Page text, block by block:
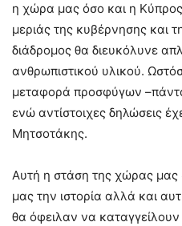
η χώρα μας όσο και η
μεριάς της κυβέρνησης και
διάδρομος θα διευκόλυνε
ανθρωπιστικού υλικού.
μεταφορά προσφύγων
ενώ αντίστοιχες δηλώσεις
Μητσοτάκης.
Αυτή η στάση της χώρας μας
μας την ιστορία αλλά και
θα όφειλαν να